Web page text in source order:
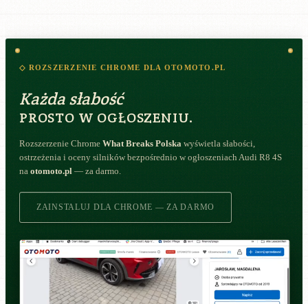
◇ ROZSZERZENIE CHROME DLA OTOMOTO.PL
Każda słabość
PROSTO W OGŁOSZENIU.
Rozszerzenie Chrome What Breaks Polska wyświetla słabości,
ostrzeżenia i oceny silników bezpośrednio w ogłoszeniach Audi R8 4S
na otomoto.pl — za darmo.
ZAINSTALUJ DLA CHROME — ZA DARMO